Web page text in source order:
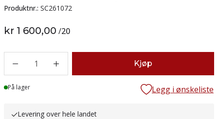
Produktnr.: SC261072
kr 1 600,00 /20
1 Kjøp
Lager
På lager Legg i ønskeliste
Levering over hele landet